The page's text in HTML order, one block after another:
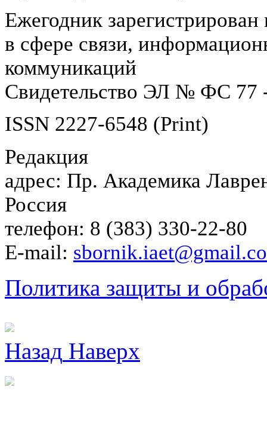
Ежегодник
в сфере связи,
коммуникаций
Свидетельство ЭЛ № ФС 77
ISSN 2227-6548 (Print)
Редакция
адрес: Пр. Академика
Россия
телефон: 8 (383) 330-22-80
E-mail:
Политика защиты и
Назад Наверх